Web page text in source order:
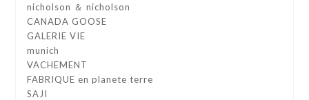
nicholson ＆ nicholson
CANADA GOOSE
GALERIE VIE
munich
VACHEMENT
FABRIQUE en planete terre
SAJI